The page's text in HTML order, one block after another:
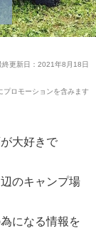
更新日：2021年8月18日
プロモーションを含みます
大好きで
のキャンプ場
になる情報を